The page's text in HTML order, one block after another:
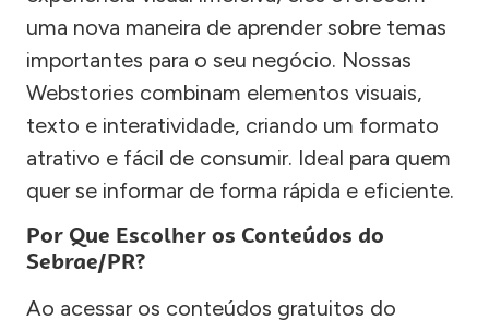
uma nova maneira de aprender sobre temas
importantes para o seu negócio. Nossas
Webstories combinam elementos visuais,
texto e interatividade, criando um formato
atrativo e fácil de consumir. Ideal para quem
quer se informar de forma rápida e eficiente.
Por Que Escolher os Conteúdos do
Sebrae/PR?
Ao acessar os conteúdos gratuitos do